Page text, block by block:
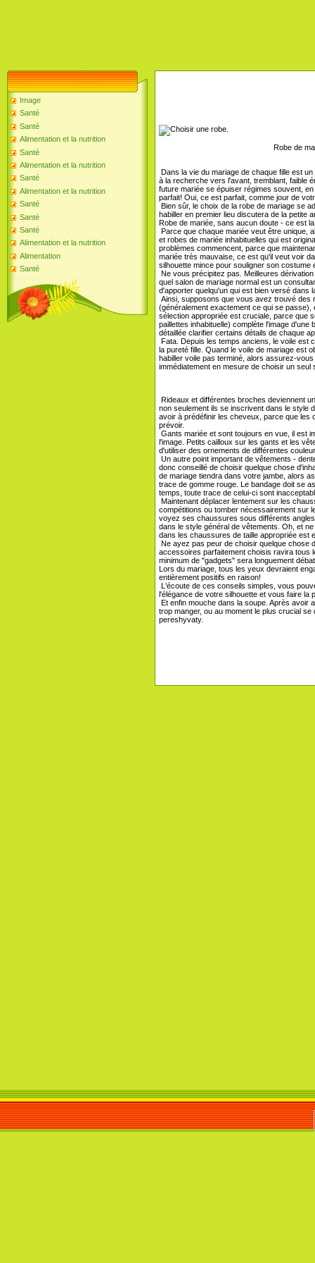
Image
Santé
Santé
Alimentation et la nutrition
Santé
Alimentation et la nutrition
Santé
Alimentation et la nutrition
Santé
Santé
Santé
Alimentation et la nutrition
Alimentation
Santé
Robe de
Dans la vie du mariage de chaque fille est
à la recherche vers l'avant, tremblant, faible
future mariée se épuiser régimes souvent,
parfait! Oui, ce est parfait, comme jour de
Bien sûr, le choix de la robe de mariage se
habiller en premier lieu discutera de la petite
Robe de mariée, sans aucun doute - ce est
Parce que chaque mariée veut être unique,
et robes de mariée inhabituelles qui est
problèmes commencent, parce que
mariée très mauvaise, ce est qu'il veut voir
silhouette mince pour souligner son
Ne vous précipitez pas. Meilleures
quel salon de mariage normal est un
d'apporter quelqu'un qui est bien versé dans
Ainsi, supposons que vous avez trouvé des
(généralement exactement ce qui se
sélection appropriée est cruciale, parce que
paillettes inhabituelle) complète l'image
détaillée clarifier certains détails de chaque
Fata. Depuis les temps anciens, le voile est
la pureté fille. Quand le voile de mariage est
habiller voile pas terminé, alors assurez-
immédiatement en mesure de choisir un seul
Rideaux et différentes broches deviennent
non seulement ils se inscrivent dans le style
avoir à prédéfinir les cheveux, parce que les
prévoir.
Gants mariée et sont toujours en vue, il est
l'image. Petits cailloux sur les gants et les
d'utiliser des ornements de différentes
Un autre point important de vêtements -
donc conseillé de choisir quelque chose
de mariage tiendra dans votre jambe, alors
trace de gomme rouge. Le bandage doit se
temps, toute trace de celui-ci sont
Maintenant déplacer lentement sur les
compétitions ou tomber nécessairement sur
voyez ses chaussures sous différents
dans le style général de vêtements. Oh, et
dans les chaussures de taille appropriée est
Ne ayez pas peur de choisir quelque chose
accessoires parfaitement choisis ravira tous
minimum de "gadgets" sera longuement
Lors du mariage, tous les yeux devraient
entièrement positifs en raison!
L'écoute de ces conseils simples, vous
l'élégance de votre silhouette et vous faire la
Et enfin mouche dans la soupe. Après avoir
trop manger, ou au moment le plus crucial
pereshyvaty.